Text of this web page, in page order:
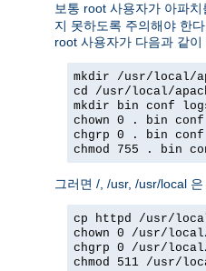
보통 root 사용자가 아파
지 못하도록 주의해야 한
root 사용자가 다음과 같
mkdir /usr/local/
cd /usr/local/
mkdir bin conf
chown 0 . bin
chgrp 0 . bin
chmod 755 . bin
그러면 /, /usr, /usr/local
cp httpd /usr/
chown 0 /usr/
chgrp 0 /usr/
chmod 511 /usr/